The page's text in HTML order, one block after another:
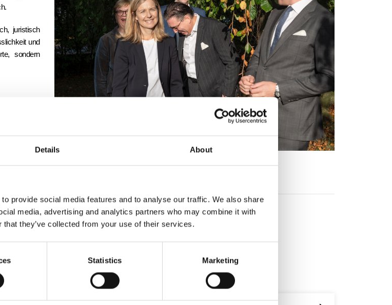
Details About
provide social media features and to analyse our traffic. We also share
media, advertising and analytics partners who may combine it with
they’ve collected from your use of their services.
Statistics Marketing
juristisch
und
sondern